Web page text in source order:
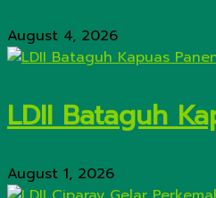
August 4, 2026
LDII Bataguh
August 1, 2026